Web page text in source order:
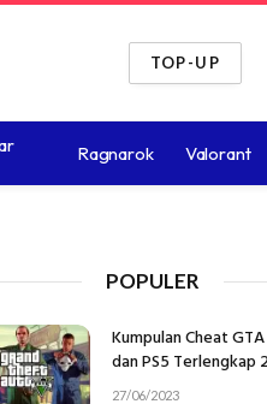
TOP-UP
Ragnarok Valorant
POPULER
Kumpulan Cheat GTA
dan PS5 Terlengkap
27/06/2023